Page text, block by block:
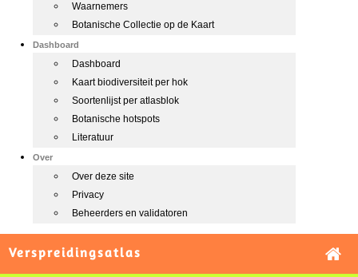
Waarnemers
Botanische Collectie op de Kaart
Dashboard
Dashboard
Kaart biodiversiteit per hok
Soortenlijst per atlasblok
Botanische hotspots
Literatuur
Over
Over deze site
Privacy
Beheerders en validatoren
Verspreidingsatlas